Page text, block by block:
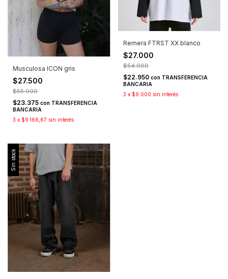
Musculosa ICON gris
$27.500
$55.000
$23.375 con TRANSFERENCIA
BANCARIA
3 x $9.166,67 sin interés
Remera FTRST XX blanco
$27.000
$54.000
$22.950 con TRANSFERENCIA
BANCARIA
3 x $9.000 sin interés
Sin stock